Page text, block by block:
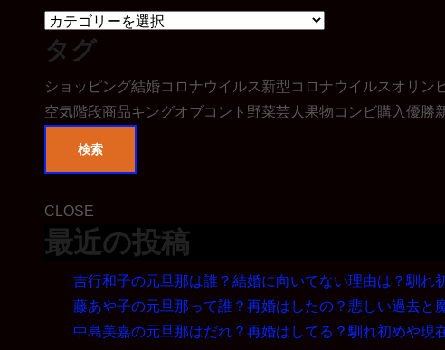
タグ
ショッピング結婚コロナウイルス 新型コロナウイルス オリン
空気階段商品キングオブコント 野菜芸人 果物 コンビ購入 優勝
検索
CLOSE
最近の投稿
吉行和子の元旦那は誰？結婚に向いてない理由は？馴れ
藤あや子の元旦那って誰？再婚はしたの？悲しい過去と
中島美嘉の元旦那はだれ？再婚はしてる？馴れ初めや現